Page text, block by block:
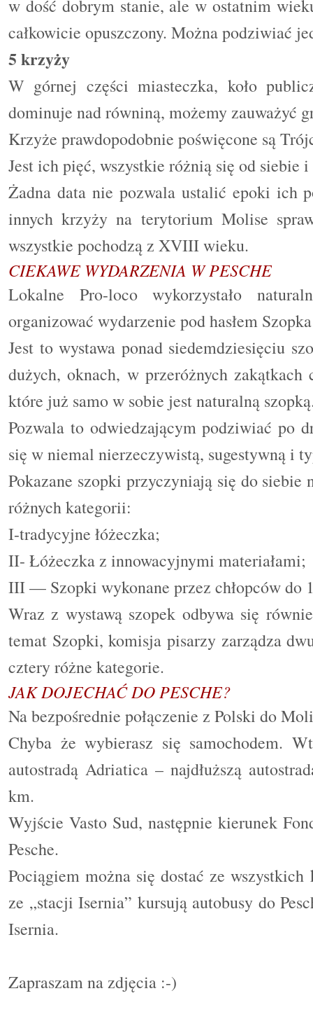
w dość dobrym stanie, ale w ostatnim
całkowicie opuszczony. Można podziwiać
5 krzyży
W górnej części miasteczka, koło
dominuje nad równiną, możemy zauważyć
Krzyże prawdopodobnie poświęcone są
Jest ich pięć, wszystkie różnią się od siebie
Żadna data nie pozwala ustalić epoki ich
innych krzyży na terytorium Molise
wszystkie pochodzą z XVIII wieku.
CIEKAWE WYDARZENIA W PESCHE
Lokalne Pro-loco wykorzystało
organizować wydarzenie pod hasłem
Jest to wystawa ponad siedemdziesięciu
dużych, oknach, w przeróżnych zakątkach
które już samo w sobie jest naturalną
Pozwala to odwiedzającym podziwiać po
się w niemal nierzeczywistą, sugestywną i
Pokazane szopki przyczyniają się do
różnych kategorii:
I-tradycyjne łóżeczka;
II- Łóżeczka z innowacyjnymi materiałami;
III — Szopki wykonane przez chłopców do
Wraz z wystawą szopek odbywa się
temat Szopki, komisja pisarzy zarządza
cztery różne kategorie.
JAK DOJECHAĆ DO PESCHE?
Na bezpośrednie połączenie z Polski do
Chyba że wybierasz się samochodem.
autostradą Adriatica – najdłuższą
km.
Wyjście Vasto Sud, następnie kierunek
Pesche.
Pociągiem można się dostać ze
ze „stacji Isernia” kursują autobusy do
Isernia.
Zapraszam na zdjęcia :-)